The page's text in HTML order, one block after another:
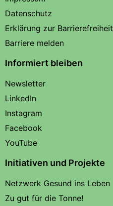
Datenschutz
Erklärung zur Barrierefreiheit
Barriere melden
Informiert bleiben
Newsletter
LinkedIn
Instagram
Facebook
YouTube
Initiativen und Projekte
Netzwerk Gesund ins Leben
Zu gut für die Tonne!